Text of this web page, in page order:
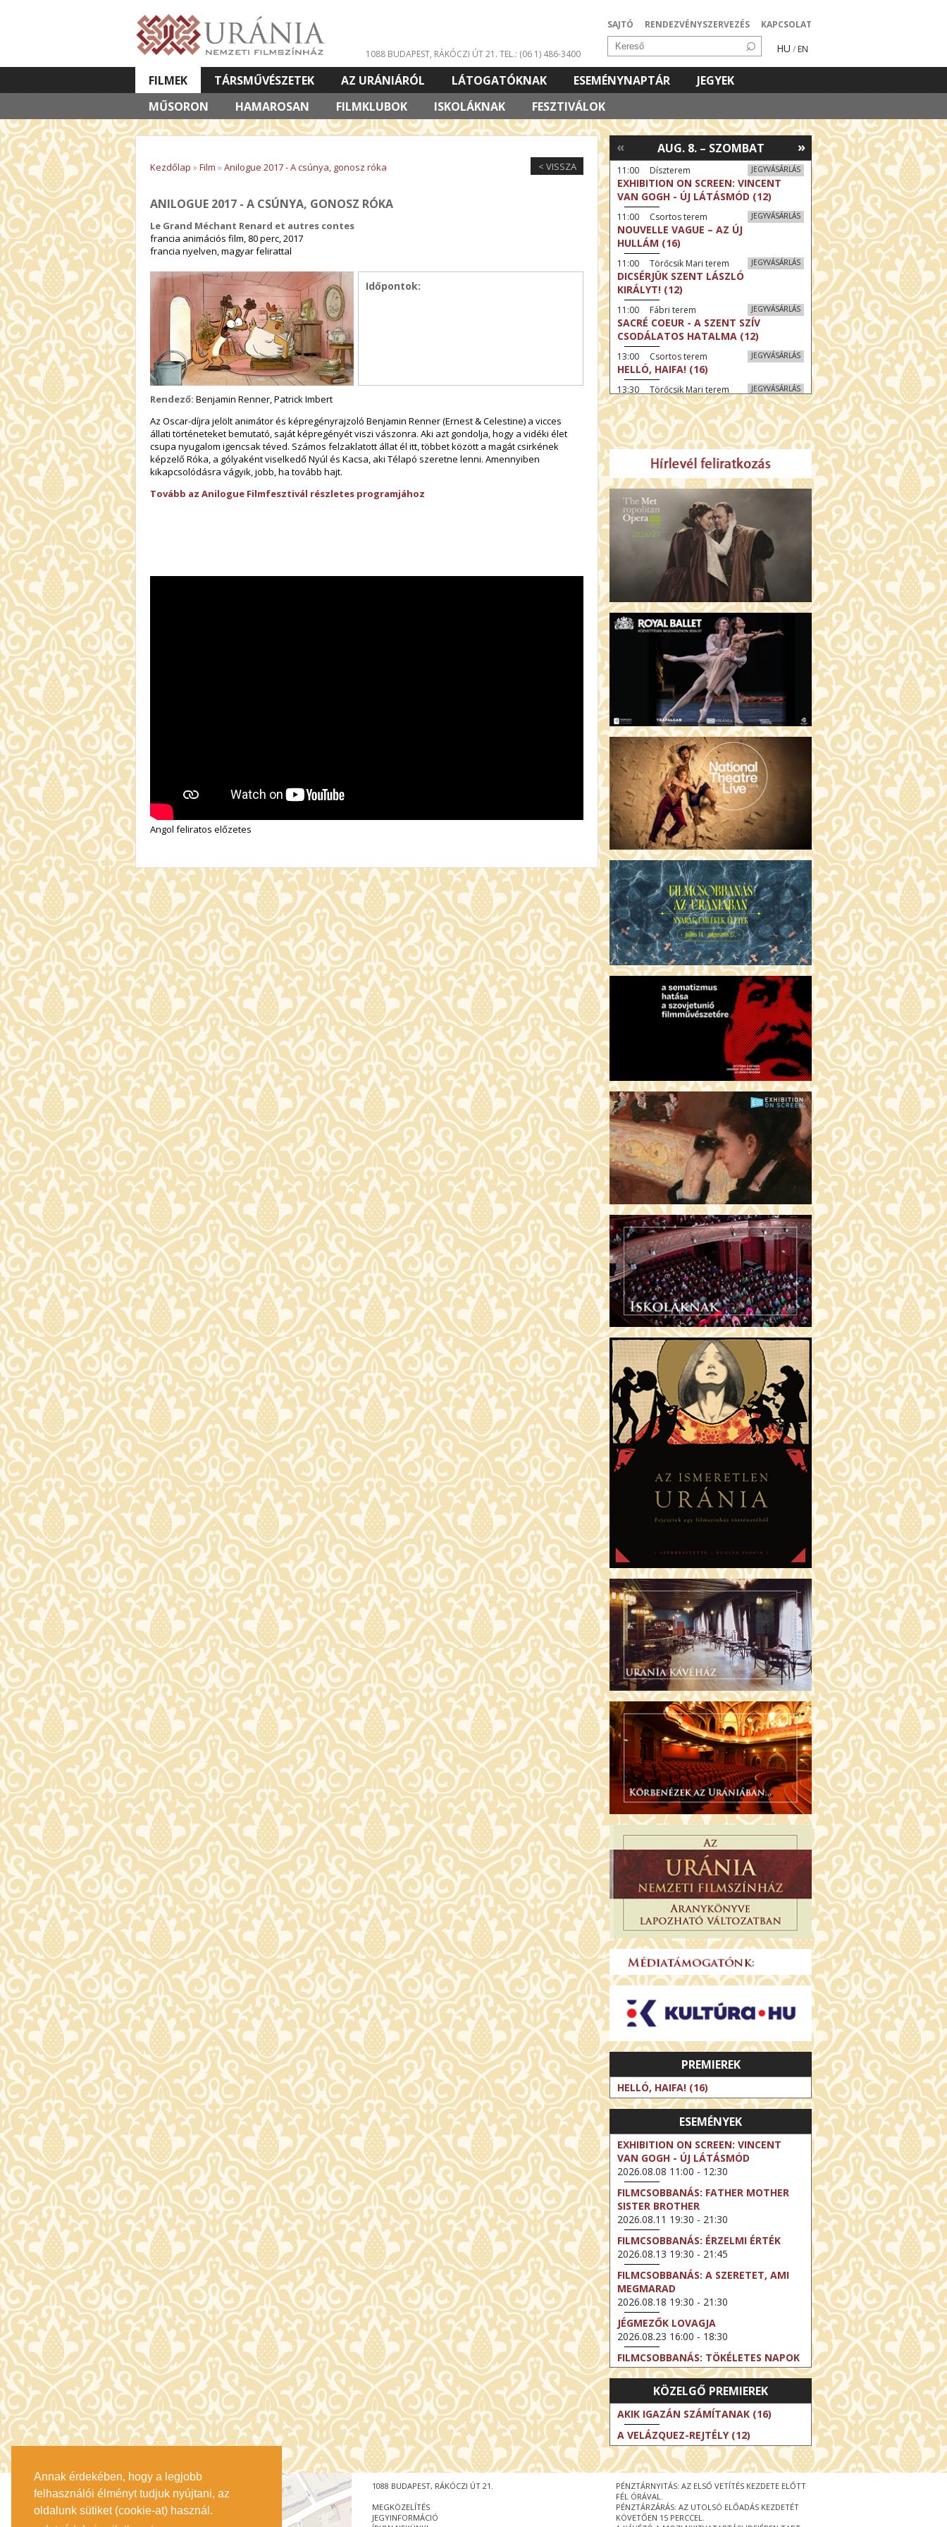
Annak érdekében, hogy a legjobb
felhasználói élményt tudjuk nyújtani, az
oldalunk sütiket (cookie-at) használ.
SAJTÓ RENDEZVÉNYSZERVEZÉS KAPCSOLAT
HU / EN
1088 BUDAPEST, RÁKÓCZI ÚT 21. TEL.: (06 1) 486-3400
FILMEK
MŰSORON
HAMAROSAN FILMKLUBOK ISKOLÁKNAK FESZTIVÁLOK
TÁRSMŰVÉSZETEK AZ URÁNIÁRÓL LÁTOGATÓKNAK ESEMÉNYNAPTÁR
JEGYEK
VETÍTETT KÉPES ELŐADÁSOK
< VISSZA
Kezdőlap »Film »Anilogue 2017 - A csúnya, gonosz róka
ANILOGUE 2017 - A CSÚNYA, GONOSZ RÓKA
Le Grand Méchant Renard et autres contes
francia animációs film, 80 perc, 2017
francia nyelven, magyar felirattal
Időpontok:
Rendező: Benjamin Renner, Patrick Imbert
Az Oscar-díjra jelölt animátor és képregényrajzoló Benjamin Renner (Ernest & Celestine) a vicces
állati történeteket bemutató, saját képregényét viszi vászonra. Aki azt gondolja, hogy a vidéki élet
csupa nyugalom igencsak téved. Számos felzaklatott állat él itt, többet között a magát csirkének
képzelő Róka, a gólyaként viselkedő Nyúl és Kacsa, aki Télapó szeretne lenni. Amennyiben
kikapcsolódásra vágyik, jobb, ha tovább hajt.
Tovább az Anilogue Filmfesztivál részletes programjához
Angol feliratos előzetes
»
AUG. 8. – SZOMBAT
«
JEGYVÁSÁRLÁS
11:00 Díszterem
EXHIBITION ON SCREEN: VINCENT
VAN GOGH - ÚJ LÁTÁSMÓD (12)
JEGYVÁSÁRLÁS
11:00 Csortos terem
NOUVELLE VAGUE – AZ ÚJ
HULLÁM (16)
JEGYVÁSÁRLÁS
11:00 Törőcsik Mari terem
DICSÉRJÜK SZENT LÁSZLÓ
KIRÁLYT! (12)
JEGYVÁSÁRLÁS
11:00 Fábri terem
SACRÉ COEUR - A SZENT SZÍV
CSODÁLATOS HATALMA (12)
JEGYVÁSÁRLÁS
13:00 Csortos terem
HELLÓ, HAIFA! (16)
JEGYVÁSÁRLÁS
13:30 Törőcsik Mari terem
A KEGYELEM (16)
JEGYVÁSÁRLÁS
13:30 Díszterem
MAGYAR MENYEGZŐ (12)
14:30 Fábri terem
MESSZI ÉSZAK (12)
JEGYVÁSÁRLÁS
15:00 Csortos terem
MOHÁCS – VILÁGOK HARCA (12)
15:30 Díszterem
ODÜSSZEIA (16)
JEGYVÁSÁRLÁS
16:00 Törőcsik Mari terem
TALÁLKOZÁS A BUDDHÁVAL (12)
JEGYVÁSÁRLÁS
17:00 Fábri terem
MOMO (12)
17:00 Csortos terem
ARGENTIN TÖRTÉNETEK (16)
19:00 Fábri terem
AZ ÖRDÖG PRADÁT VISEL 2. (12)
19:00 Csortos terem
ÁDÁM ALMÁI (16)
JEGYVÁSÁRLÁS
19:00 Törőcsik Mari terem
HOGYAN TUDNÉK ÉLNI
NÉLKÜLED? (12)
JEGYVÁSÁRLÁS
19:00 Díszterem
ODÜSSZEIA (16)
PREMIEREK
HELLÓ, HAIFA! (16)
ESEMÉNYEK
EXHIBITION ON SCREEN: VINCENT
VAN GOGH - ÚJ LÁTÁSMÓD
2026.08.08 11:00 - 12:30
FILMCSOBBANÁS: FATHER MOTHER
SISTER BROTHER
2026.08.11 19:30 - 21:30
FILMCSOBBANÁS: ÉRZELMI ÉRTÉK
2026.08.13 19:30 - 21:45
FILMCSOBBANÁS: A SZERETET, AMI
MEGMARAD
2026.08.18 19:30 - 21:30
JÉGMEZŐK LOVAGJA
2026.08.23 16:00 - 18:30
FILMCSOBBANÁS: TÖKÉLETES NAPOK
2026.08.25 19:30 - 21:45
FILMCSOBBANÁS: IFJÚSÁG
2026.08.27 19:30 - 21:30
EXHIBITION ON SCREEN: VINCENT
VAN GOGH - ÚJ LÁTÁSMÓD
2026.08.30 11:00 - 12:30
NT LIVE / DAVID IRELAND: THE FIFTH
STEP
2026.09.01 19:00 - 21:00
BERLIN ELESTE
KÖZELGŐ PREMIEREK
AKIK IGAZÁN SZÁMÍTANAK (16)
A VELÁZQUEZ-REJTÉLY (12)
PÉNZTÁRNYITÁS: AZ ELSŐ VETÍTÉS KEZDETE ELŐTT
FÉL ÓRÁVAL.
PÉNZTÁRZÁRÁS: AZ UTOLSÓ ELŐADÁS KEZDETÉT
KÖVETŐEN 15 PERCCEL.
1088 BUDAPEST, RÁKÓCZI ÚT 21.
MEGKÖZELÍTÉS
JEGYINFORMÁCIÓ